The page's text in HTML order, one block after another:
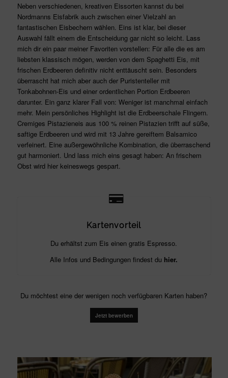
Neben verschiedenen, kreativen Eissorten kannst du bei
Nordmanns Eisfabrik auch zwischen einer Vielzahl an
fantastischen Eisbechern wählen. Eins ist klar, bei dieser
Auswahl fällt einem die Entscheidung gar nicht so leicht. Lass
mich dir ein paar meiner Favoriten vorstellen: Für alle die es am
liebsten klassisch mögen, werden von dem Spaghetti Eis, mit
frischen Erdbeeren definitiv nicht enttäuscht sein. Besonders
überrascht hat mich aber auch der Puristenteller mit
Tonkabohnen-Eis und einer ordentlichen Portion Erdbeeren
darunter. Ein ganz klarer Fall von: Weniger ist manchmal einfach
mehr. Mein persönliches Highlight ist die Erdbeerschale Flingern.
Cremiges Pistazieneis aus 100 % reinen Pistazien trifft auf süße,
saftige Erdbeeren und wird mit 13 Jahre gereiftem Balsamico
verfeinert. Eine außergewöhnliche Kombination, die überraschend
gut harmoniert. Und lass mich eins gesagt haben: An frischem
Obst wird hier keineswegs gespart.
Kartenvorteil
Du erhältst zum Eis einen gratis Espresso.
Alle Infos und Bedingungen findest du hier.
Du möchtest eine der wenigen noch verfügbaren Karten haben?
Jetzt bewerben